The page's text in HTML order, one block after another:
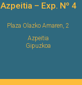
Azpeitia – Exp. Nº 4
Plaza Olazko Amaren, 2
Azpeitia
Gipuzkoa